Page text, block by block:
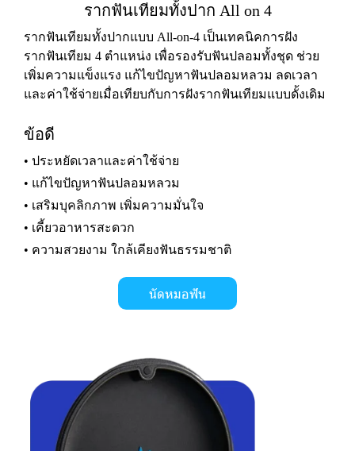
รากฟันเทียมทั้งปาก All on 4
รากฟันเทียมทั้งปากแบบ All-on-4 เป็นเทคนิคการฝัง
รากฟันเทียม 4 ตำแหน่ง เพื่อรองรับฟันปลอมทั้งชุด ช่วย
เพิ่มความแข็งแรง แก้ไขปัญหาฟันปลอมหลวม ลดเวลา
และค่าใช้จ่ายเมื่อเทียบกับการฝังรากฟันเทียมแบบดั้งเดิม
ข้อดี
• ประหยัดเวลาและค่าใช้จ่าย
• แก้ไขปัญหาฟันปลอมหลวม
• เสริมบุคลิกภาพ เพิ่มความมั่นใจ
• เคี้ยวอาหารสะดวก
• ความสวยงาม ใกล้เคียงฟันธรรมชาติ
นัดหมอฟัน